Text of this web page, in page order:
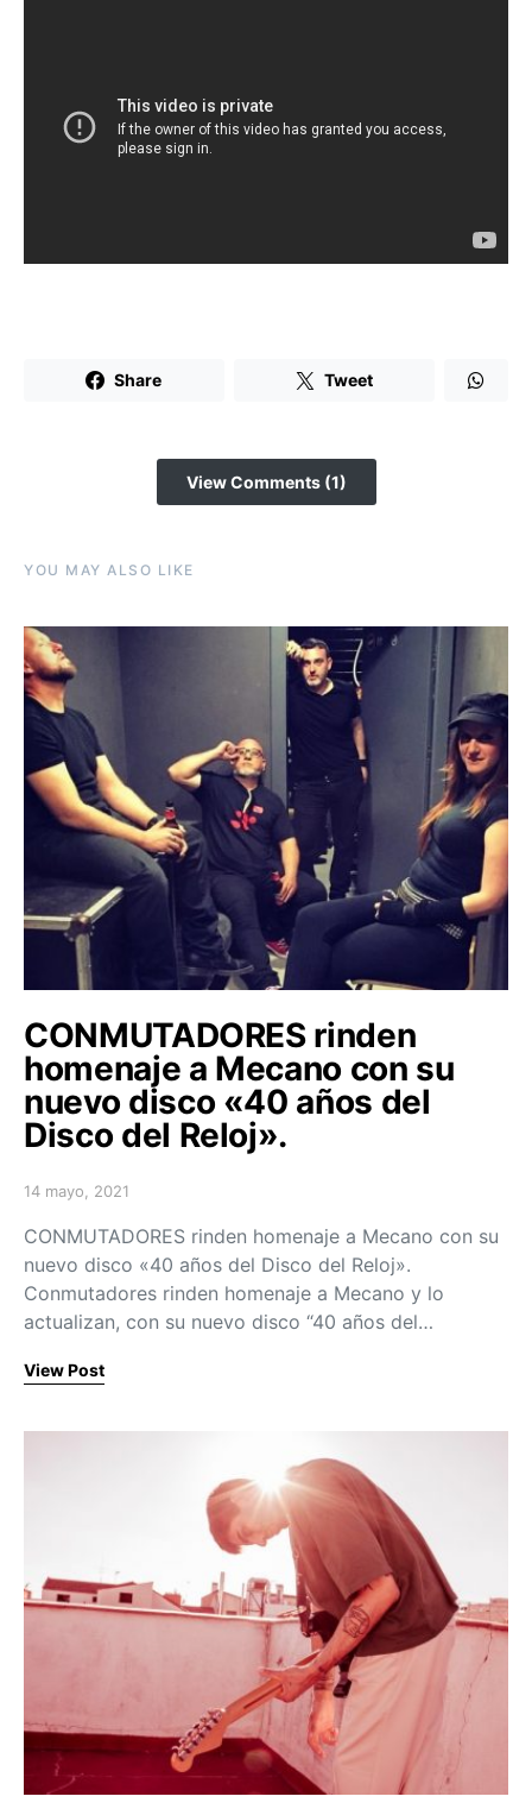
Share Tweet
View Comments (1)
YOU MAY ALSO LIKE
CONMUTADORES rinden
homenaje a Mecano con su
nuevo disco «40 años del
Disco del Reloj».
Posted on
14 mayo, 2021
CONMUTADORES rinden homenaje a Mecano con su
nuevo disco «40 años del Disco del Reloj».
Conmutadores rinden homenaje a Mecano y lo
actualizan, con su nuevo disco “40 años del…
View Post